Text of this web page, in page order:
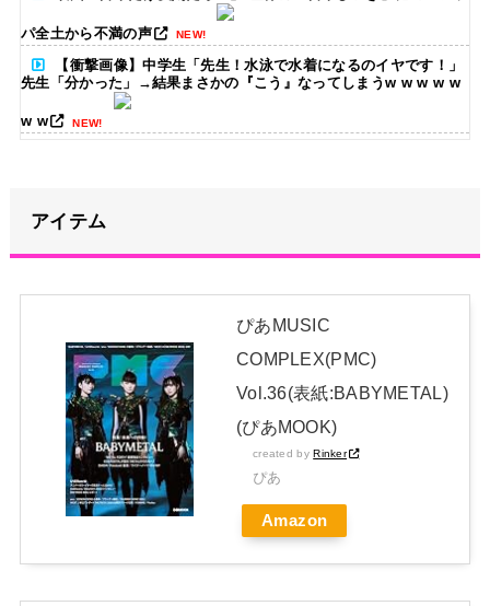
パ全土から不満の声 NEW!
【衝撃画像】中学生「先生！水泳で水着になるのイヤです！」
先生「分かった」→結果まさかの『こう』なってしまうw w w w w
w w NEW!
5期・6期 人気ランキング NEW!
日本独自企画・限定生産盤「METAL FORTH (DELUXE
JAPAN EDITION)」着弾
【BABYMETAL】METAL FORTH DELUXE JAPAN EDITION
開封レビュー!
アイテム
ぴあMUSIC
COMPLEX(PMC)
Vol.36(表紙:BABYMETAL)
(ぴあMOOK)
created byRinker
ぴあ
Amazon